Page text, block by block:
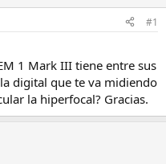
#1
1 Mark III tiene entre sus
digital que te va midiendo
la hiperfocal? Gracias.